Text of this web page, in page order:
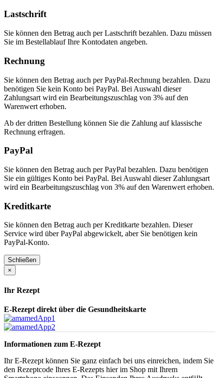
Lastschrift
Sie können den Betrag auch per Lastschrift bezahlen. Dazu müssen
Sie im Bestellablauf Ihre Kontodaten angeben.
Rechnung
Sie können den Betrag auch per PayPal-Rechnung bezahlen. Dazu
benötigen Sie kein Konto bei PayPal. Bei Auswahl dieser
Zahlungsart wird ein Bearbeitungszuschlag von 3% auf den
Warenwert erhoben.
Ab der dritten Bestellung können Sie die Zahlung auf klassische
Rechnung erfragen.
PayPal
Sie können den Betrag auch per PayPal bezahlen. Dazu benötigen
Sie ein gültiges Konto bei PayPal. Bei Auswahl dieser Zahlungsart
wird ein Bearbeitungszuschlag von 3% auf den Warenwert erhoben.
Kreditkarte
Sie können den Betrag auch per Kreditkarte bezahlen. Dieser
Service wird über PayPal abgewickelt, aber Sie benötigen kein
PayPal-Konto.
Schließen
×
Ihr Rezept
E-Rezept direkt über die Gesundheitskarte
Informationen zum E-Rezept
Ihr E-Rezept können Sie ganz einfach bei uns einreichen, indem Sie
den Rezeptcode Ihres E-Rezepts hier im Shop mit Ihrem